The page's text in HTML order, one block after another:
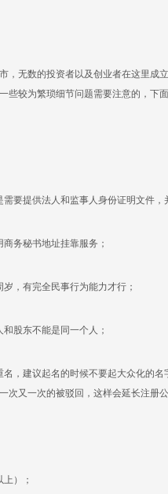
无数的投资者以及创业者在这里成
些较为繁琐细节问题需要注意的，下
提供法人和监事人身份证明文件，
务秘书地址挂靠服务；
，有完全民事行为能力才行；
股东不能是同一个人；
建议起名的时候不要起大众化的名
次又一次的被驳回，这样会延长注册公
）；